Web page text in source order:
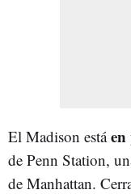
El Madison está
de Penn Station,
de Manhattan.